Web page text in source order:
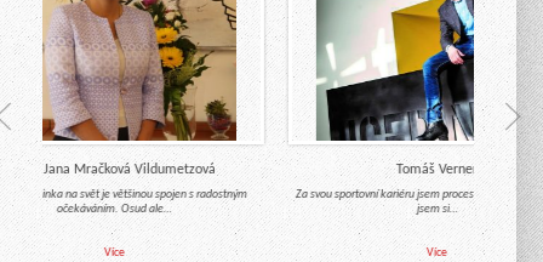
Mgr. Jana Mračková Vildumetzová
miminka na svět je většinou spojen s radostným
očekáváním. Osud ale…
Více
Tomáš Verner
Za svou sportovní kariéru jsem procestoval celý svět a
jsem si…
Více